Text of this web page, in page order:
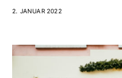
2. JANUAR 2022